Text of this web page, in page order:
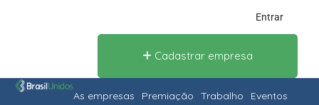
Entrar
Cadastrar empresa
As empresas Premiação Trabalho
Eventos